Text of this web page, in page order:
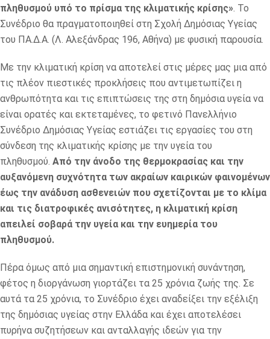
πληθυσμού υπό το πρίσμα της κλιματικής κρίσης» . Το
Συνέδριο θα πραγματοποιηθεί στη Σχολή Δημόσιας Υγείας
του ΠΑ.Δ.Α. (Λ. Αλεξάνδρας 196, Αθήνα) με φυσική παρουσία.
Με την κλιματική κρίση να αποτελεί στις μέρες μας μια από
τις πλέον πιεστικές προκλήσεις που αντιμετωπίζει η
ανθρωπότητα και τις επιπτώσεις της στη δημόσια υγεία να
είναι ορατές και εκτεταμένες, το φετινό Πανελλήνιο
Συνέδριο Δημόσιας Υγείας εστιάζει τις εργασίες του στη
σύνδεση της κλιματικής κρίσης με την υγεία του
πληθυσμού. Από την άνοδο της θερμοκρασίας και την
αυξανόμενη συχνότητα των ακραίων καιρικών φαινομένων
έως την ανάδυση ασθενειών που σχετίζονται με το κλίμα
και τις διατροφικές ανισότητες, η κλιματική κρίση
απειλεί σοβαρά την υγεία και την ευημερία του
πληθυσμού.
Πέρα όμως από μια σημαντική επιστημονική συνάντηση,
φέτος η διοργάνωση γιορτάζει τα 25 χρόνια ζωής της. Σε
αυτά τα 25 χρόνια, το Συνέδριο έχει αναδείξει την εξέλιξη
της δημόσιας υγείας στην Ελλάδα και έχει αποτελέσει
πυρήνα συζητήσεων και ανταλλαγής ιδεών για την